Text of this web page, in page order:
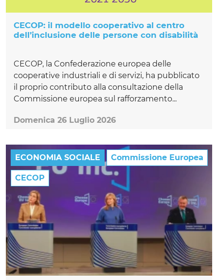
CECOP: il modello cooperativo al centro
dell’inclusione delle persone con disabilità
CECOP, la Confederazione europea delle
cooperative industriali e di servizi, ha pubblicato
il proprio contributo alla consultazione della
Commissione europea sul rafforzamento...
Domenica 26 Luglio 2026
ECONOMIA SOCIALE Commissione Europea
CECOP